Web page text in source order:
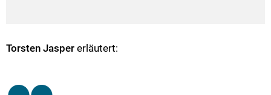
Torsten Jasper erläutert: